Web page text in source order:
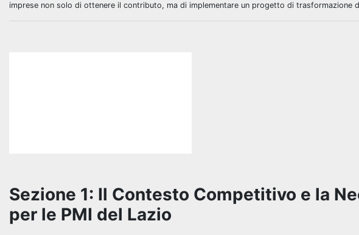
imprese non solo di ottenere il contributo, ma di implementare un progetto di trasformazione
Sezione 1: Il Contesto Competitivo e la
per le PMI del Lazio